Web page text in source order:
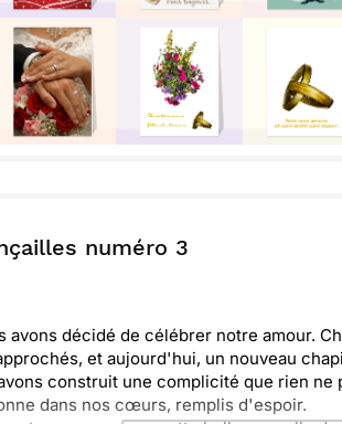
numéro 3
avons décidé de célébrer notre amour.
et aujourd'hui, un nouveau
construit une complicité que rien ne
dans nos cœurs, remplis d'espoir.